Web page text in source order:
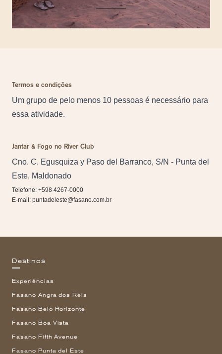
Termos e condições
Um grupo de pelo menos 10 pessoas é necessário para
essa atividade.
Jantar & Fogo no River Club
Cno. C. Egusquiza y Paso del Barranco, S/N - Punta del
Este, Maldonado
Telefone: +598 4267-0000
E-mail: puntadeleste@fasano.com.br
Destinos
Experiências
Fasano Angra dos Reis
Fasano Belo Horizonte
Fasano Boa Vista
Fasano Fifth Avenue
Fasano Punta del Este